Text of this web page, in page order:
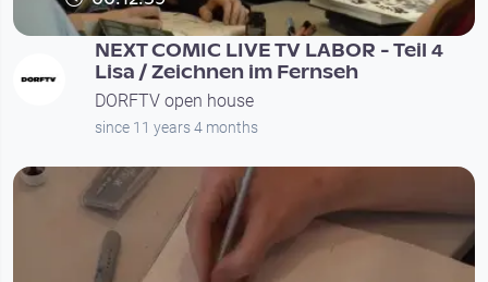
NEXT COMIC LIVE TV LABOR - Teil 4
Lisa / Zeichnen im Fernseh
DORFTV open house
since 11 years 4 months